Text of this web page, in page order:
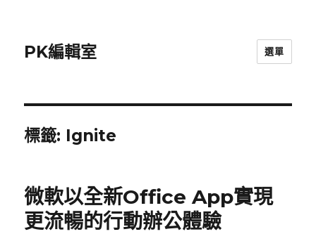
PK編輯室 選單
標籤: Ignite
微軟以全新Office App實現
更流暢的行動辦公體驗